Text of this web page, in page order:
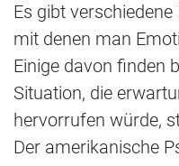
Es gibt
mit denen man
Einige davon finden
Situation, die
hervorrufen würde,
Der amerikanische